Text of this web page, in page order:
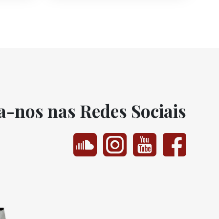
nos nas Redes Sociais